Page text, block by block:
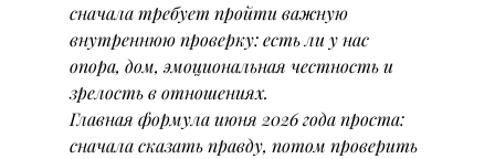
сначала требует пройти важную
внутреннюю проверку: есть ли у нас
опора, дом, эмоциональная честность и
зрелость в отношениях.
Главная формула июня 2026 года проста:
сначала сказать правду, потом проверить